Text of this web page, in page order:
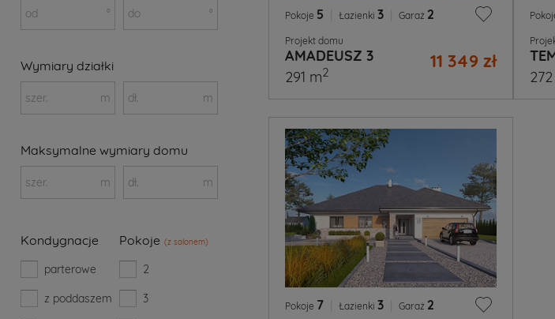
Pokoje 5 Łazienki 3 Garaż 2
Projekt domu
AMADEUSZ 3 11 349 zł
291 m2
Pokoje 7 Łazienki 3 Garaż 2
od ° do °
Wymiary działki
szer. m dł. m
Maksymalne wymiary domu
szer. m dł. m
Kondygnacje
parterowe
z poddaszem
Pokoje (z salonem)
2
3